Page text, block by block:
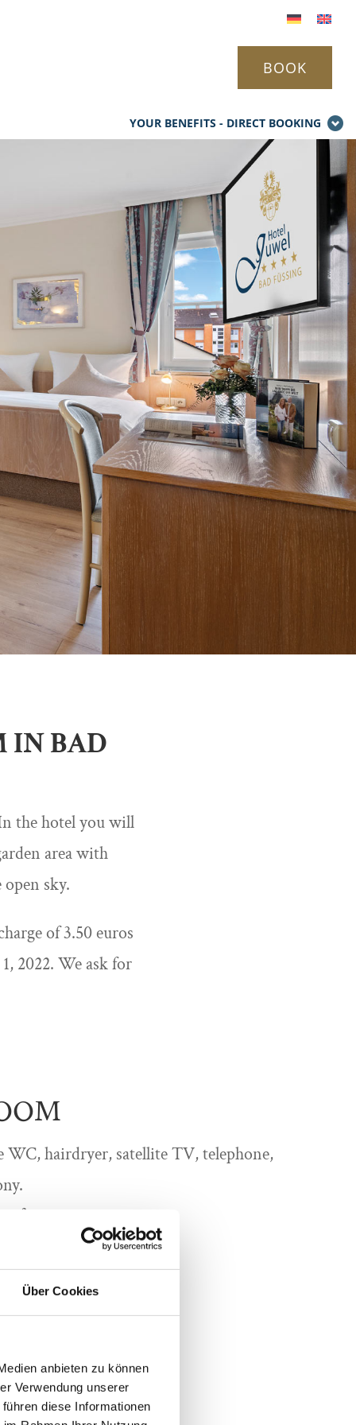
Über Cookies
anbieten zu können
Verwendung unserer
diese Informationen
YOUR BENEFITS - DIRECT BOOKING
BOOK
IN BAD
the hotel you will
area with
sky.
of 3.50 euros
2022. We ask for
WC, hairdryer, satellite TV, telephone,
m²